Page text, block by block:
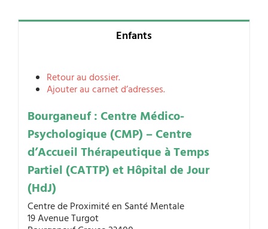
Enfants
Retour au dossier.
Ajouter au carnet d’adresses.
Bourganeuf : Centre Médico-
Psychologique (CMP) – Centre
d’Accueil Thérapeutique à Temps
Partiel (CATTP) et Hôpital de Jour
(HdJ)
Centre de Proximité en Santé Mentale
19 Avenue Turgot